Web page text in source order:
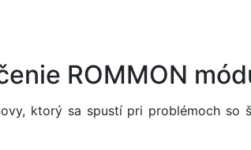
ROMMON
ktorý sa spustí pri problémoch